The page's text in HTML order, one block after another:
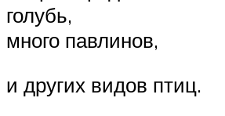
голубь,
много павлинов,
и других видов птиц.